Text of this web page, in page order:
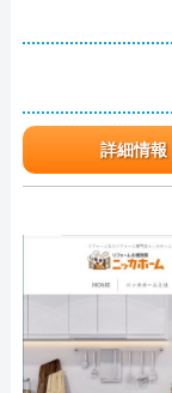
詳細情報